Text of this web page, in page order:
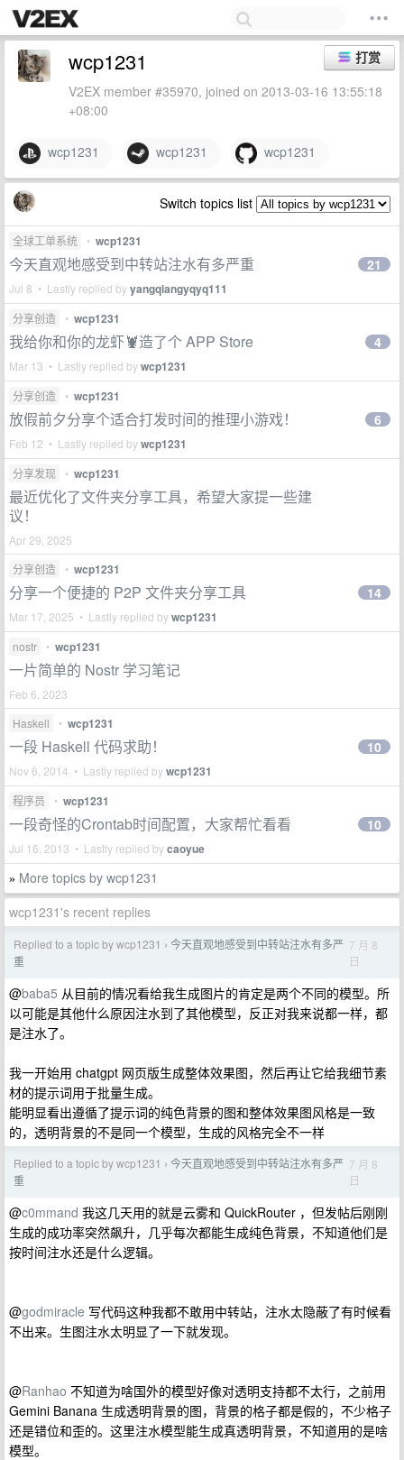
打赏
wcp1231
V2EX member #35970, joined on 2013-03-16 13:55:18
+08:00
wcp1231 wcp1231 wcp1231
Switch topics list
全球工单系统 • wcp1231
今天直观地感受到中转站注水有多严重
Jul 8 • Lastly replied byyangqiangyqyq111
21
分享创造 • wcp1231
我给你和你的龙虾🦞造了个 APP Store
Mar 13 • Lastly replied bywcp1231
4
分享创造 • wcp1231
放假前夕分享个适合打发时间的推理小游戏！
Feb 12 • Lastly replied bywcp1231
6
分享发现 • wcp1231
最近优化了文件夹分享工具，希望大家提一些建
议！
Apr 29, 2025
分享创造
• wcp1231
分享一个便捷的 P2P 文件夹分享工具
Mar 17, 2025 • Lastly replied bywcp1231
14
nostr • wcp1231
一片简单的 Nostr 学习笔记
Feb 6, 2023
Haskell
• wcp1231
一段 Haskell 代码求助！
Nov 6, 2014 • Lastly replied bywcp1231
10
程序员 • wcp1231
一段奇怪的Crontab时间配置，大家帮忙看看
Jul 16, 2013 • Lastly replied bycaoyue
10
» More topics by wcp1231
wcp1231's recent replies
Replied to a topic by wcp1231 › 今天直观地感受到中转站注水有多严
重
7 月 8
日
@baba5 从目前的情况看给我生成图片的肯定是两个不同的模型。所
以可能是其他什么原因注水到了其他模型，反正对我来说都一样，都
是注水了。
我一开始用 chatgpt 网页版生成整体效果图，然后再让它给我细节素
材的提示词用于批量生成。
能明显看出遵循了提示词的纯色背景的图和整体效果图风格是一致
的，透明背景的不是同一个模型，生成的风格完全不一样
Replied to a topic by wcp1231 › 今天直观地感受到中转站注水有多严
重
7 月 8
日
@c0mmand 我这几天用的就是云雾和 QuickRouter ，但发帖后刚刚
生成的成功率突然飙升，几乎每次都能生成纯色背景，不知道他们是
按时间注水还是什么逻辑。
@godmiracle 写代码这种我都不敢用中转站，注水太隐蔽了有时候看
不出来。生图注水太明显了一下就发现。
@Ranhao 不知道为啥国外的模型好像对透明支持都不太行，之前用
Gemini Banana 生成透明背景的图，背景的格子都是假的，不少格子
还是错位和歪的。这里注水模型能生成真透明背景，不知道用的是啥
模型。